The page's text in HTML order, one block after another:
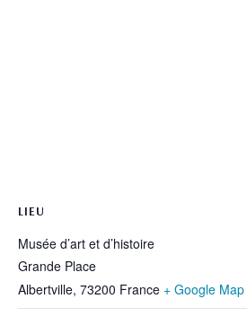
LIEU
Musée d’art et d’histoire
Grande Place
Albertville, 73200 France + Google Map